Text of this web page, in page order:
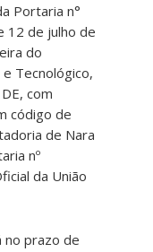
Portaria n°
12 de julho de
do
Tecnológico,
com
código de
de Nara
nº
da União
no prazo de